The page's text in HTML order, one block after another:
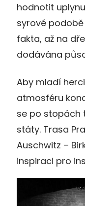
hodnotit
syrové
fakta, až na
dodávána
Aby mladí
atmosféru
se po stopách
státy. Trasa
Auschwitz –
inspiraci pro